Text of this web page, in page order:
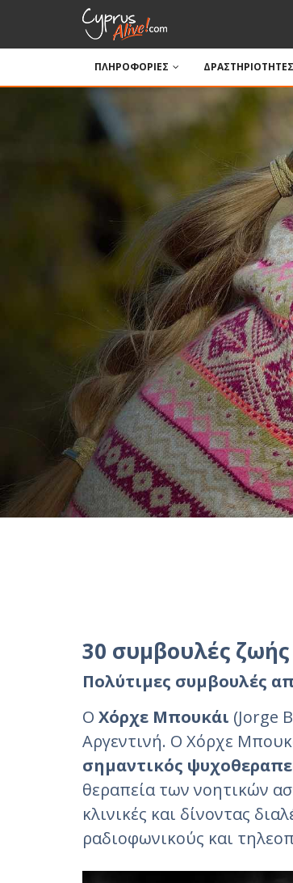
ΠΛΗΡΟΦΟΡΙΕΣ ΔΡΑΣΤΗΡΙΟΤΗΤΕΣ
30 συμβουλές
Πολύτιμες συμβουλές
Ο Χόρχε Μπουκάι (Jorge
Αργεντινή. O Χόρχε
σημαντικός
θεραπεία των νοητικών
κλινικές και δίνοντας
ραδιοφωνικούς και